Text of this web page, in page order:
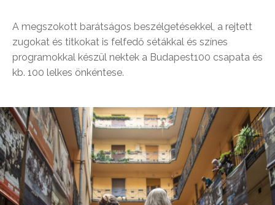
A megszokott barátságos beszélgetésekkel, a rejtett
zugokat és titkokat is felfedő sétákkal és színes
programokkal készül nektek a Budapest100 csapata és
kb. 100 lelkes önkéntese.